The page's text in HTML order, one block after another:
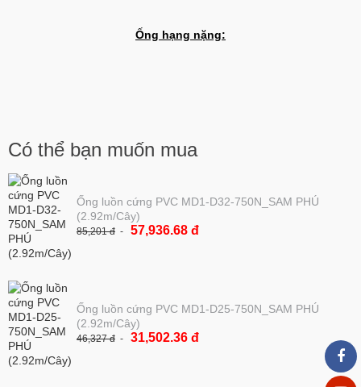
Ống hạng nặng:
Có thể bạn muốn mua
Ống luồn cứng PVC MD1-D32-750N_SAM PHÚ
(2.92m/Cây)
85,201 đ 57,936.68 đ
Ống luồn cứng PVC MD1-D25-750N_SAM PHÚ
(2.92m/Cây)
46,327 đ 31,502.36 đ